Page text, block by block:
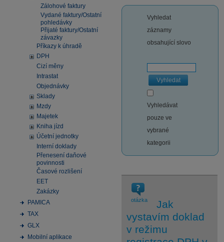
Zálohové faktury
Vydané faktury/Ostatní
pohledávky
Přijaté faktury/Ostatní
závazky
Příkazy k úhradě
DPH
Cizí měny
Intrastat
Objednávky
Sklady
Mzdy
Majetek
Kniha jízd
Účetní jednotky
Interní doklady
Přenesení daňové
povinnosti
Časové rozlišení
EET
Zakázky
PAMICA
TAX
GLX
Mobilní aplikace
Vyhledat
záznamy
obsahující slovo
Vyhledat
Vyhledávat
pouze ve
vybrané
kategorii
otázka
Jak
vystavím doklad
v režimu